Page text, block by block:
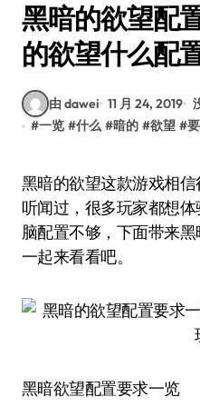
黑暗的欲望配
的欲望什么配
由 dawei 11 月 24, 2019
#一览 #什么 #暗的 #欲望 #
黑暗的欲望这款游戏相信很多玩家在游戏发售前都
听闻过，很多玩家都想
脑配置不够，下面带来
一起来看看吧。
黑暗欲望配置要求一览